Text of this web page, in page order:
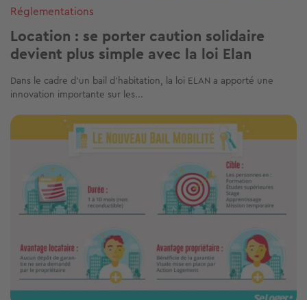
Réglementations
Location : se porter caution solidaire
devient plus simple avec la loi Elan
Dans le cadre d’un bail d'habitation, la loi ELAN a apporté une
innovation importante sur les...
Image